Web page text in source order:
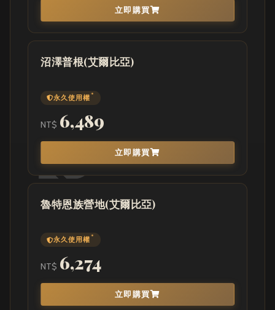
立即購買
沼澤普根(艾爾比亞)
永久使用權*
NT$ 6,489
立即購買
魯特恩族營地(艾爾比亞)
永久使用權*
NT$ 6,274
立即購買